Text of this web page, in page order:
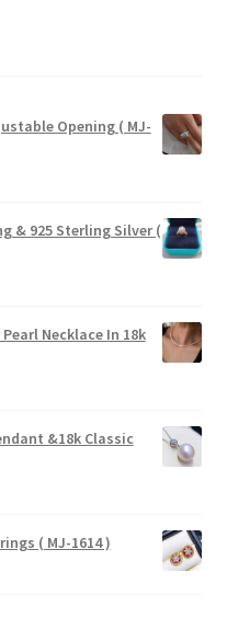
Opening ( MJ-
& 925 Sterling Silver (
Necklace In 18k
&18k Classic
( MJ-1614 )